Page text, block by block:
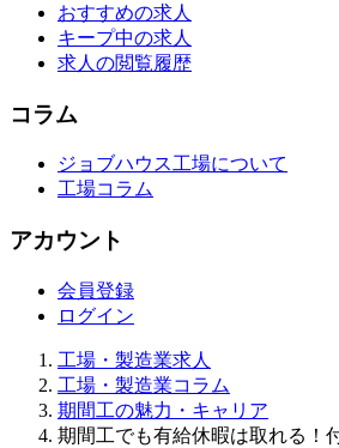
おすすめの求人
キープ中の求人
求人の閲覧履歴
コラム
ジョブハウス工場について
工場コラム
アカウント
会員登録
ログイン
工場・製造業求人
工場・製造業コラム
期間工の魅力・キャリア
期間工でも有給休暇は取れる！